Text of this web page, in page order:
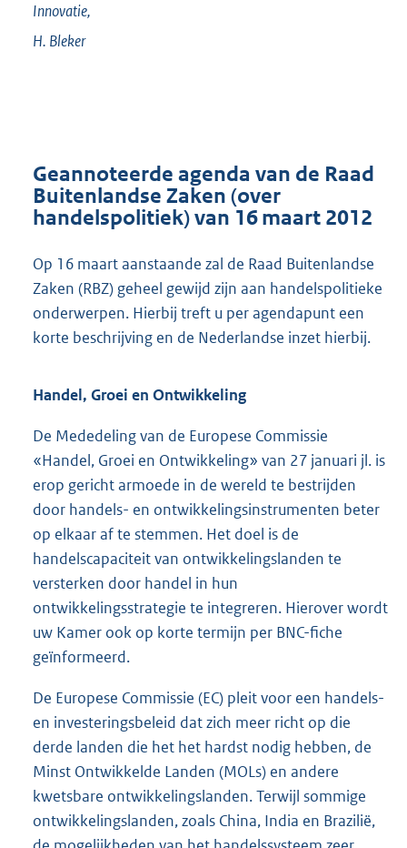
Innovatie,
H. Bleker
Geannoteerde agenda van de Raad
Buitenlandse Zaken (over
handelspolitiek) van 16 maart 2012
Op 16 maart aanstaande zal de Raad Buitenlandse
Zaken (RBZ) geheel gewijd zijn aan handelspolitieke
onderwerpen. Hierbij treft u per agendapunt een
korte beschrijving en de Nederlandse inzet hierbij.
Handel, Groei en Ontwikkeling
De Mededeling van de Europese Commissie
«Handel, Groei en Ontwikkeling» van 27 januari jl. is
erop gericht armoede in de wereld te bestrijden
door handels- en ontwikkelingsinstrumenten beter
op elkaar af te stemmen. Het doel is de
handelscapaciteit van ontwikkelingslanden te
versterken door handel in hun
ontwikkelingsstrategie te integreren. Hierover wordt
uw Kamer ook op korte termijn per BNC-fiche
geïnformeerd.
De Europese Commissie (EC) pleit voor een handels-
en investeringsbeleid dat zich meer richt op die
derde landen die het het hardst nodig hebben, de
Minst Ontwikkelde Landen (MOLs) en andere
kwetsbare ontwikkelingslanden. Terwijl sommige
ontwikkelingslanden, zoals China, India en Brazilië,